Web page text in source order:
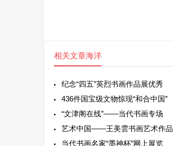
相关文章海洋
纪念“四五”英烈书画作品展优秀
436件国宝级文物惊现“和合中国”
“文津阁在线”——当代书画专场
艺术中国——王美雲书画艺术作品
当代书画名家“墨神杯”网上展览